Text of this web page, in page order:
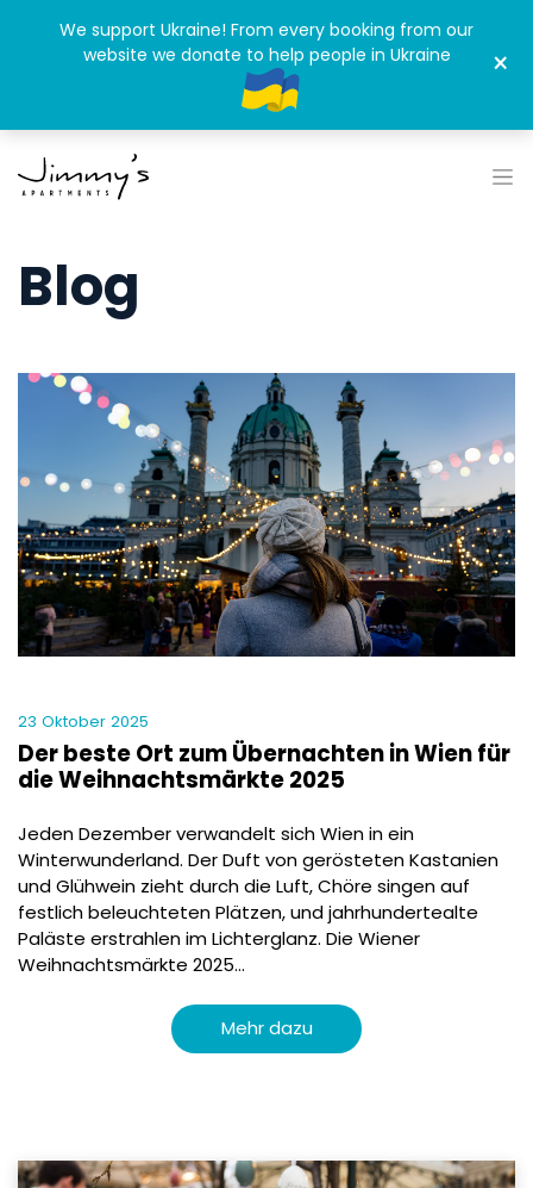
Blog
23 Oktober 2025
Der beste Ort zum Übernachten in Wien für
die Weihnachtsmärkte 2025
Jeden Dezember verwandelt sich Wien in ein
Winterwunderland. Der Duft von gerösteten Kastanien
und Glühwein zieht durch die Luft, Chöre singen auf
festlich beleuchteten Plätzen, und jahrhundertealte
Paläste erstrahlen im Lichterglanz. Die Wiener
Weihnachtsmärkte 2025...
Mehr dazu
We support Ukraine! From every booking from our
website we donate to help people in Ukraine
×